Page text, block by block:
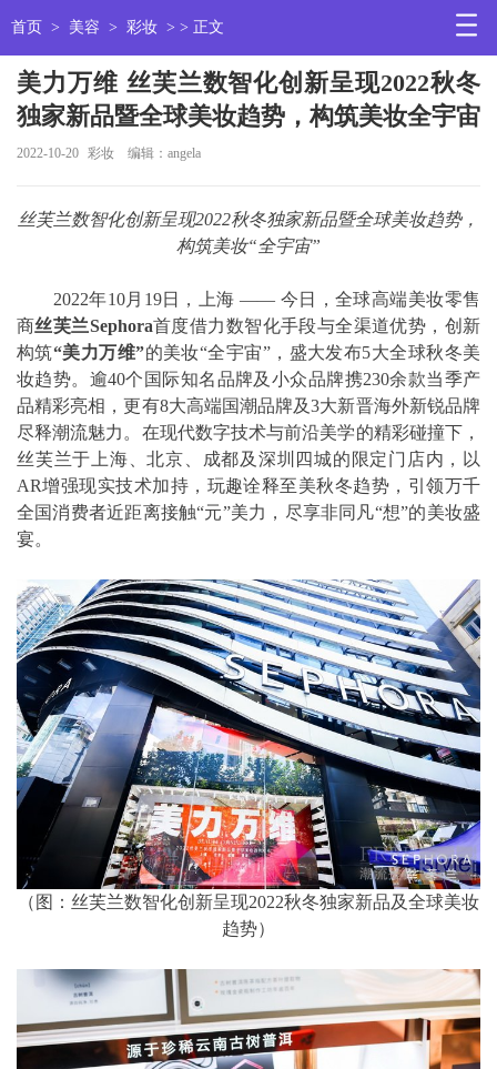
首页 > 美容 > 彩妆 > > 正文
美力万维 丝芙兰数智化创新呈现2022秋冬
独家新品暨全球美妆趋势，构筑美妆全宇宙
2022-10-20 彩妆 编辑：angela
丝芙兰数智化创新呈现2022秋冬独家新品暨全球美妆趋势，
构筑美妆“全宇宙”
2022年10月19日，上海 —— 今日，全球高端美妆零售
商丝芙兰Sephora首度借力数智化手段与全渠道优势，创新
构筑“美力万维”的美妆“全宇宙”，盛大发布5大全球秋冬美
妆趋势。逾40个国际知名品牌及小众品牌携230余款当季产
品精彩亮相，更有8大高端国潮品牌及3大新晋海外新锐品牌
尽释潮流魅力。在现代数字技术与前沿美学的精彩碰撞下，
丝芙兰于上海、北京、成都及深圳四城的限定门店内，以
AR增强现实技术加持，玩趣诠释至美秋冬趋势，引领万千
全国消费者近距离接触“元”美力，尽享非同凡“想”的美妆盛
宴。
（图：丝芙兰数智化创新呈现2022秋冬独家新品及全球美妆
趋势）